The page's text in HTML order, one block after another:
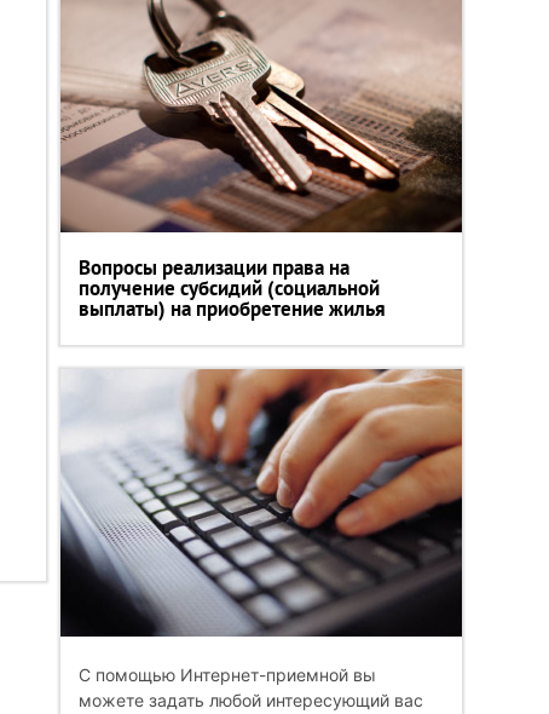
Вопросы реализации права на
получение субсидий (социальной
выплаты) на приобретение жилья
С помощью Интернет-приемной вы
можете задать любой интересующий вас